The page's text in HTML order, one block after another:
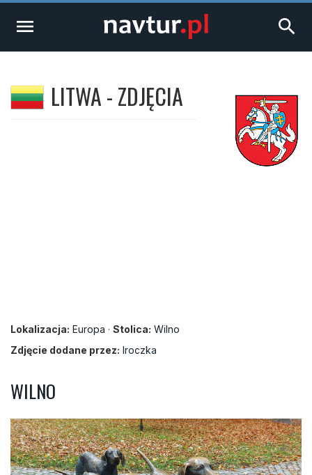
menu search
LITWA - ZDJĘCIA
Lokalizacja: Europa · Stolica: Wilno
Zdjęcie dodane przez: Iroczka
WILNO